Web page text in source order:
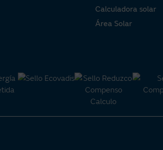
Calculadora solar
Área Solar